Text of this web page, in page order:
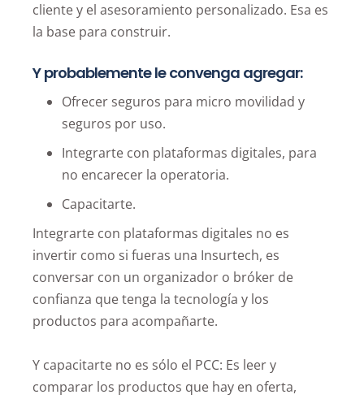
cliente y el asesoramiento personalizado. Esa es
la base para construir.
Y probablemente le convenga agregar:
Ofrecer seguros para micro movilidad y
seguros por uso.
Integrarte con plataformas digitales, para
no encarecer la operatoria.
Capacitarte.
Integrarte con plataformas digitales no es
invertir como si fueras una Insurtech, es
conversar con un organizador o bróker de
confianza que tenga la tecnología y los
productos para acompañarte.
Y capacitarte no es sólo el PCC: Es leer y
comparar los productos que hay en oferta,